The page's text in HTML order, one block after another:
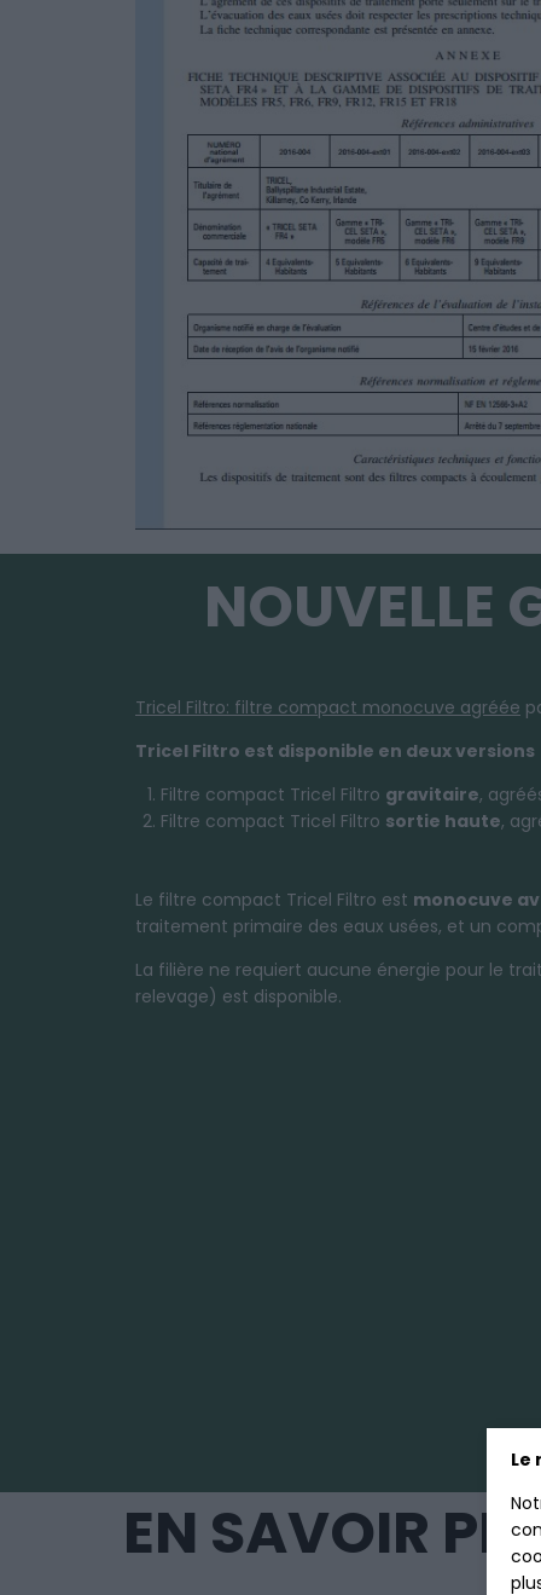
Le
NOUVELLE
Tricel Filtro: filtre compact monocuve agréée
Tricel Filtro est disponible en deux versions
Filtre compact Tricel Filtro gravitaire,
Filtre compact Tricel Filtro sortie haute,
Le filtre compact Tricel Filtro est monocuve
traitement primaire des eaux usées, et un
La filière ne requiert aucune énergie pour le
relevage) est disponible.
EN SAVOIR